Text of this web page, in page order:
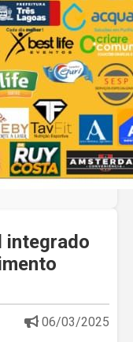
integrado
06/03/2025